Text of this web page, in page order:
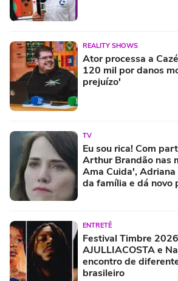
REALITY SHOWS
Ator processa a
120 mil por danos
prejuízo'
TV
Eu sou rica! Com
Arthur Brandão nas
Ama Cuida',
da família e dá novo
ENTRETÊ
Festival Timbre
AJULLIACOSTA e
encontro de
brasileiro